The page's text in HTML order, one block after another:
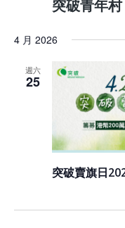
突破青年村
4 月 2026
週六
25
突破賣旗日